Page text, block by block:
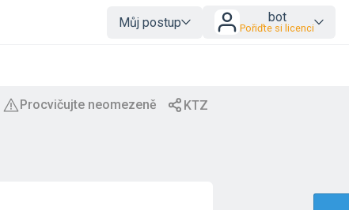
Můj postup bot
Pořiďte si licenci